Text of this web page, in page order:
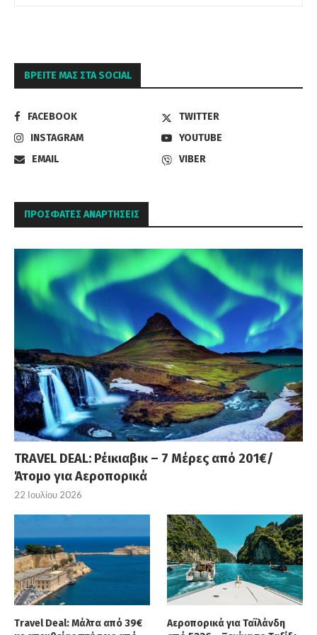
ΒΡΕΊΤΕ ΜΑΣ ΣΤΑ SOCIAL
FACEBOOK
TWITTER
INSTAGRAM
YOUTUBE
EMAIL
VIBER
ΠΡΌΣΦΑΤΕΣ ΑΝΑΡΤΉΣΕΙΣ
TRAVEL DEAL: Ρέικιαβικ – 7 Μέρες από 201€/
Άτομο για Αεροπορικά
22 Ιουλίου 2026
Travel Deal: Μάλτα από 39€
Αεροπορικά για Ταϊλάνδη